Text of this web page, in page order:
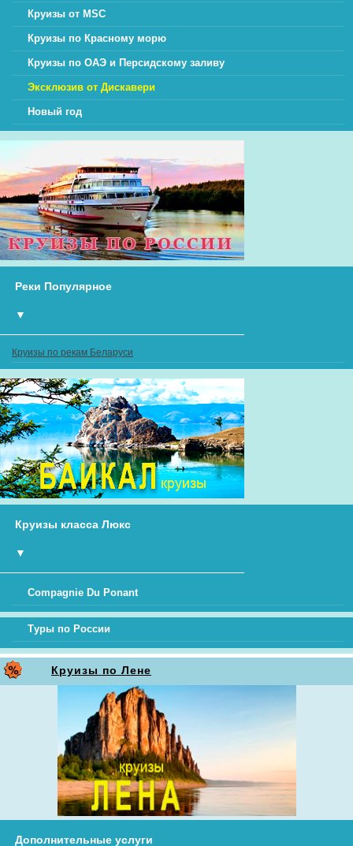
Круизы от MSC
Круизы по Красному морю
Круизы по ОАЭ и Персидскому заливу
Эксклюзив от Дискавери
Новый год
Реки Популярное
▼
Круизы по рекам Беларуси
Круизы класса Люкс
▼
Compagnie Du Ponant
Туры по России
Круизы по Лене
Дополнительные услуги